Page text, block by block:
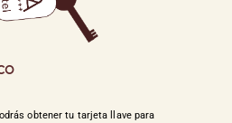
obtener tu tarjeta llave para